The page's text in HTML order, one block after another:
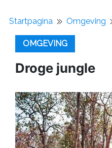
Startpagina Omgeving
OMGEVING
Droge jungle